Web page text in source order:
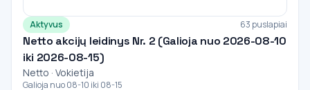
Aktyvus 63 puslapiai
Netto akcijų leidinys Nr. 2 (Galioja nuo 2026-08-10
iki 2026-08-15)
Netto · Vokietija
Galioja nuo 08-10 iki 08-15